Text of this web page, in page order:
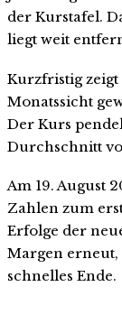
der Kurstafel.
liegt weit
Kurzfristig
Monatssicht
Der Kurs
Durchschnitt
Am 19. August
Zahlen zum
Erfolge der
Margen
schnelles Ende.